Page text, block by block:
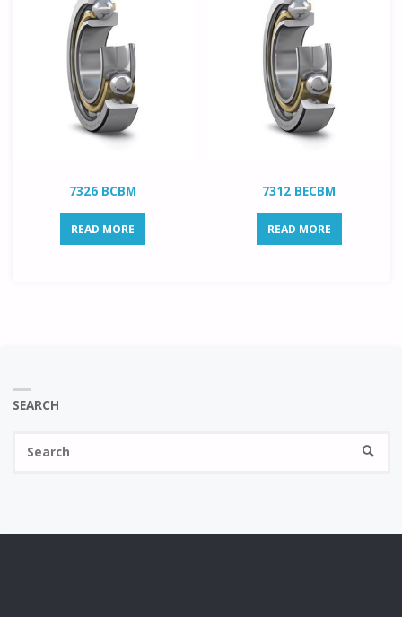
7326 BCBM
READ MORE
7312 BECBM
READ MORE
SEARCH